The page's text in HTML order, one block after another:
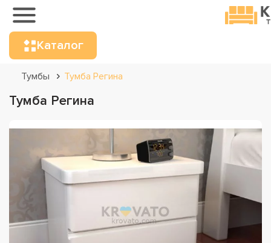
Каталог
Тумбы Тумба Регина
Тумба Регина